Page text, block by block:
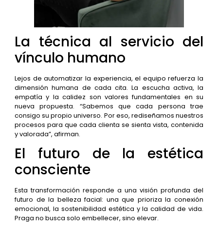
La técnica al servicio del
vínculo humano
Lejos de automatizar la experiencia, el equipo refuerza la
dimensión humana de cada cita. La escucha activa, la
empatía y la calidez son valores fundamentales en su
nueva propuesta. “Sabemos que cada persona trae
consigo su propio universo. Por eso, rediseñamos nuestros
procesos para que cada clienta se sienta vista, contenida
y valorada”, afirman.
El futuro de la estética
consciente
Esta transformación responde a una visión profunda del
futuro de la belleza facial: una que prioriza la conexión
emocional, la sostenibilidad estética y la calidad de vida.
Praga no busca solo embellecer, sino elevar.